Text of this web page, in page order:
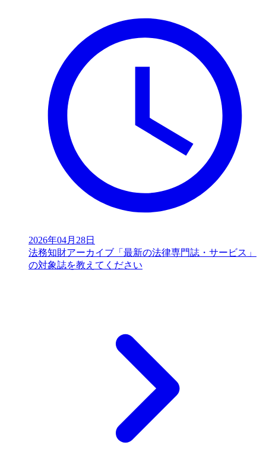
2026年04月28日
法務知財アーカイブ「最新の法律専門誌・サービス」
の対象誌を教えてください